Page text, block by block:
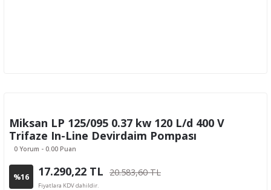
Miksan LP 125/095 0.37 kw 120 L/d 400 V
Trifaze In-Line Devirdaim Pompası
0 Yorum - 0.00 Puan
%16 17.290,22 TL 20.583,60 TL
Fiyatlara KDV dahildir.